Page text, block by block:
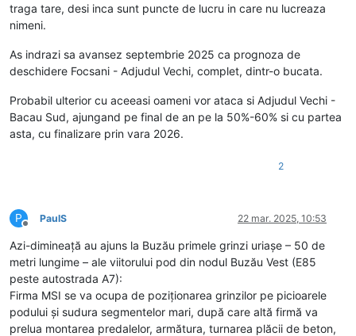
traga tare, desi inca sunt puncte de lucru in care nu lucreaza
nimeni.
As indrazi sa avansez septembrie 2025 ca prognoza de
deschidere Focsani - Adjudul Vechi, complet, dintr-o bucata.
Probabil ulterior cu aceeasi oameni vor ataca si Adjudul Vechi -
Bacau Sud, ajungand pe final de an pe la 50%-60% si cu partea
asta, cu finalizare prin vara 2026.
2
P
Deconectat
PaulS 22 mar. 2025, 10:53
Azi-dimineață au ajuns la Buzău primele grinzi uriașe – 50 de
metri lungime – ale viitorului pod din nodul Buzău Vest (E85
peste autostrada A7):
Firma MSI se va ocupa de poziționarea grinzilor pe picioarele
podului și sudura segmentelor mari, după care altă firmă va
prelua montarea predalelor, armătura, turnarea plăcii de beton,